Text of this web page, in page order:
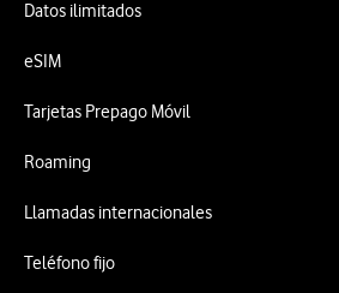
Datos ilimitados
eSIM
Tarjetas Prepago Móvil
Roaming
Llamadas internacionales
Teléfono fijo